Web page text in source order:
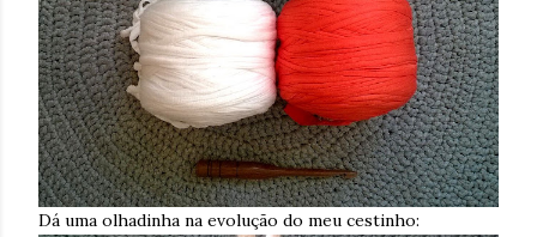
Dá uma olhadinha na evolução do meu cestinho: